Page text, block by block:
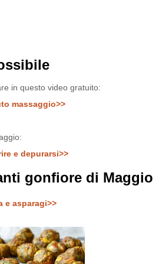
in questo video gratuito:
massaggio>>
e depurarsi>>
gonfiore di Maggio
e asparagi>>